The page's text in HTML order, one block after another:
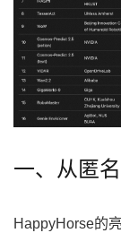
一、从匿
HappyHorse的